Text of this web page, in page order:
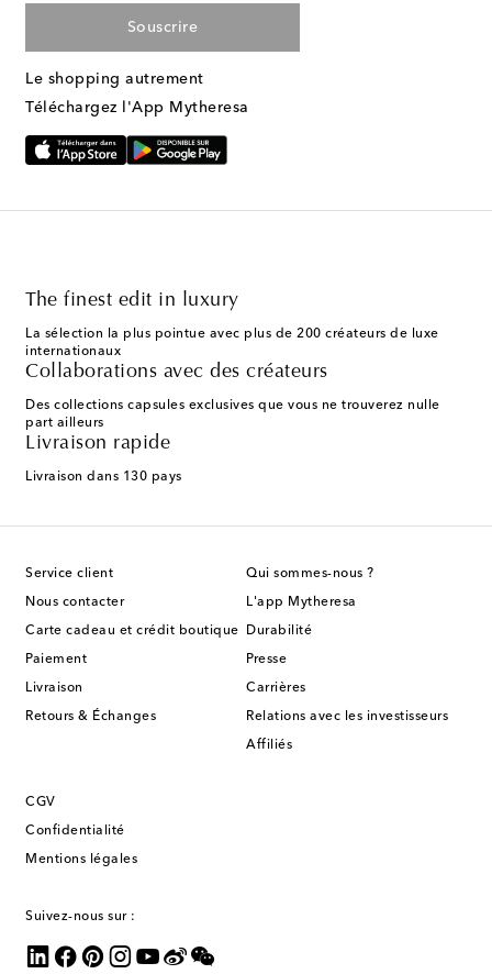
Souscrire
Le shopping autrement
Téléchargez l'App Mytheresa
The finest edit in luxury
La sélection la plus pointue avec plus de 200 créateurs de luxe
internationaux
Collaborations avec des créateurs
Des collections capsules exclusives que vous ne trouverez nulle
part ailleurs
Livraison rapide
Livraison dans 130 pays
Service client
Nous contacter
Carte cadeau et crédit boutique
Paiement
Livraison
Retours & Échanges
Qui sommes-nous ?
L'app Mytheresa
Durabilité
Presse
Carrières
Relations avec les investisseurs
Affiliés
CGV
Confidentialité
Mentions légales
Suivez-nous sur :